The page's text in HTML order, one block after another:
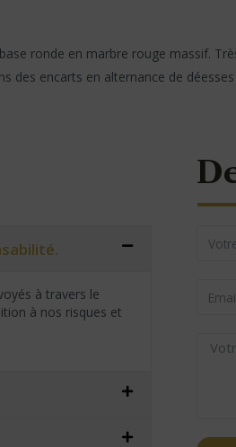
ronde en marbre rouge massif.
des encarts en alternance de
à travers le
à nos risques et